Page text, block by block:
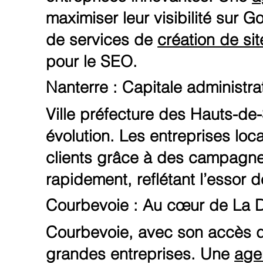
maximiser leur visibilité sur
de services de création de
pour le SEO.
Nanterre : Capitale
Ville préfecture des Hauts-
évolution. Les entreprises
clients grâce à des
rapidement, reflétant l’essor
Courbevoie : Au cœur de La
Courbevoie, avec son accès
grandes entreprises. Une